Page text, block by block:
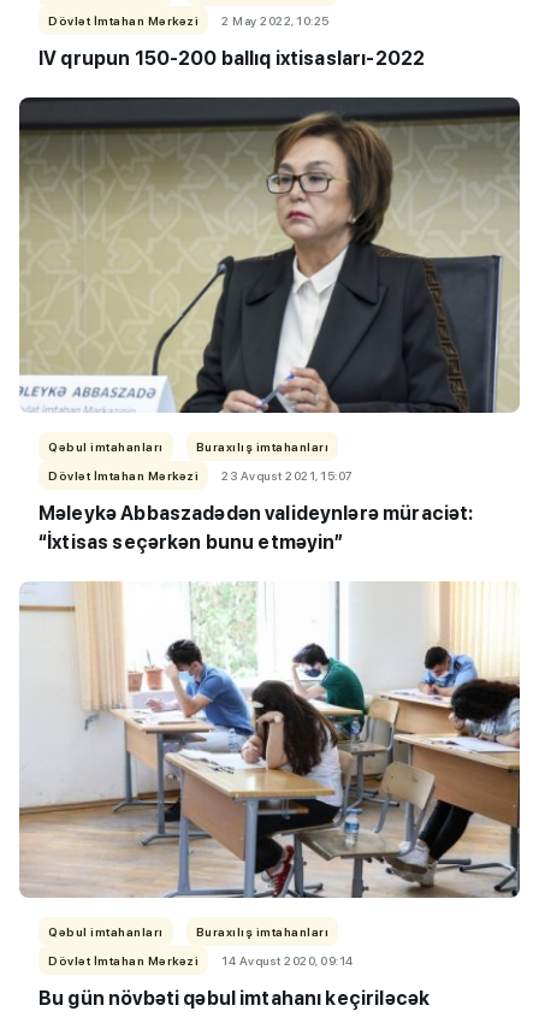
Dövlət İmtahan Mərkəzi 2 May 2022, 10:25
IV qrupun 150-200 ballıq ixtisasları-2022
Qəbul imtahanları
Buraxılış imtahanları
Dövlət İmtahan Mərkəzi
23 Avqust 2021, 15:07
Məleykə Abbaszadədən valideynlərə müraciət:
“İxtisas seçərkən bunu etməyin”
Qəbul imtahanları
Buraxılış imtahanları
Dövlət İmtahan Mərkəzi
14 Avqust 2020, 09:14
Bu gün növbəti qəbul imtahanı keçiriləcək